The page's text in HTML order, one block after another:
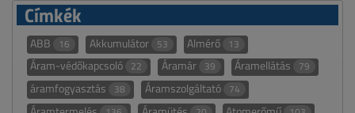
Címkék
ABB 16 Akkumulátor 53 Almérő 13
Áram-védőkapcsoló 22 Áramár 39 Áramellátás 79
áramfogyasztás 38 Áramszolgáltató 74